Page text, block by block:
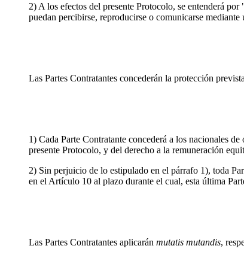
2) A los efectos del presente Protocolo, se entenderá
puedan percibirse, reproducirse o comunicarse mediante
Las Partes Contratantes concederán la protección
1) Cada Parte Contratante concederá a los nacionales
presente Protocolo, y del derecho a la remuneración
2) Sin perjuicio de lo estipulado en el párrafo 1), toda
en el Artículo 10 al plazo durante el cual, esta última
Las Partes Contratantes aplicarán mutatis mutandis,